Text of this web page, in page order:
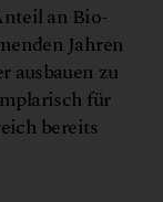
an Bio-
Jahren
ausbauen zu
für
bereits